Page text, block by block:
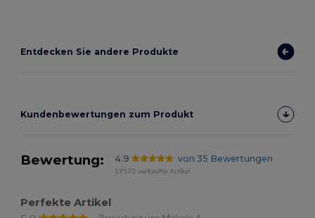
Entdecken Sie andere Produkte
Kundenbewertungen zum Produkt
Bewertung: 4.9 von 35 Bewertungen
19573 verkaufte Artikel
Perfekte Artikel